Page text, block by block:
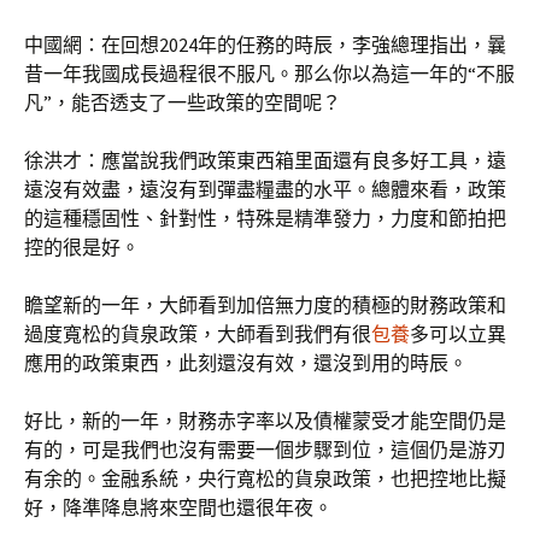
中國網：在回想2024年的任務的時辰，李強總理指出，曩
昔一年我國成長過程很不服凡。那么你以為這一年的“不服
凡”，能否透支了一些政策的空間呢？
徐洪才：應當說我們政策東西箱里面還有良多好工具，遠
遠沒有效盡，遠沒有到彈盡糧盡的水平。總體來看，政策
的這種穩固性、針對性，特殊是精準發力，力度和節拍把
控的很是好。
瞻望新的一年，大師看到加倍無力度的積極的財務政策和
過度寬松的貨泉政策，大師看到我們有很包養多可以立異
應用的政策東西，此刻還沒有效，還沒到用的時辰。
好比，新的一年，財務赤字率以及債權蒙受才能空間仍是
有的，可是我們也沒有需要一個步驟到位，這個仍是游刃
有余的。金融系統，央行寬松的貨泉政策，也把控地比擬
好，降準降息將來空間也還很年夜。